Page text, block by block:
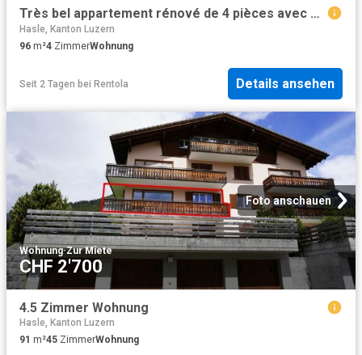
Très bel appartement rénové de 4 pièces avec balcon et bien localisé
Hasle, Kanton Luzern
96 m²4 ZimmerWohnung
Seit 2 Tagen bei Rentola Details ansehen
Foto anschauen
Wohnung·Zur Miete
CHF 2'700
4.5 Zimmer Wohnung
Hasle, Kanton Luzern
91 m²45 ZimmerWohnung